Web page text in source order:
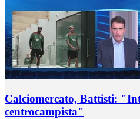
Calciomercato, Battisti:
centrocampista"